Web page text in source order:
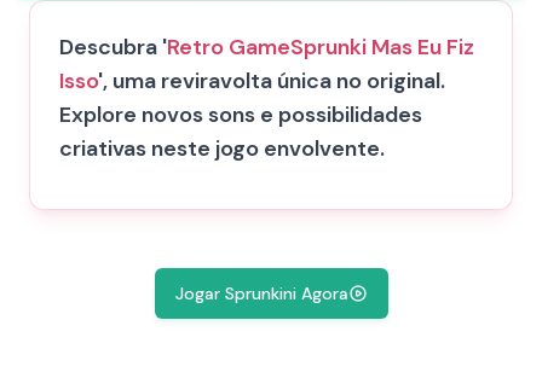
Descubra 'Retro GameSprunki Mas Eu Fiz
Isso', uma reviravolta única no original.
Explore novos sons e possibilidades
criativas neste jogo envolvente.
Jogar Sprunkini Agora